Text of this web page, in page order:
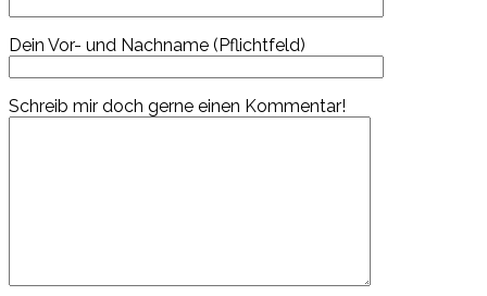
Dein Vor- und Nachname (Pflichtfeld)
Schreib mir doch gerne einen Kommentar!